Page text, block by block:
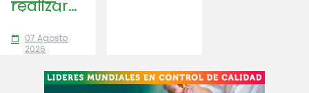
realizar
el cultivo
paso a
paso:
variedades,
suelo,
riego,
calendar_today
07 Agosto
2026
TR4,
Moko,